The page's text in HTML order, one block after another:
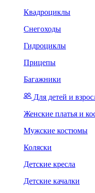
Квадроциклы
Снегоходы
Гидроциклы
Прицепы
Багажники
Для детей и
Женские платья и
Мужские костюмы
Коляски
Детские кресла
Детские качалки